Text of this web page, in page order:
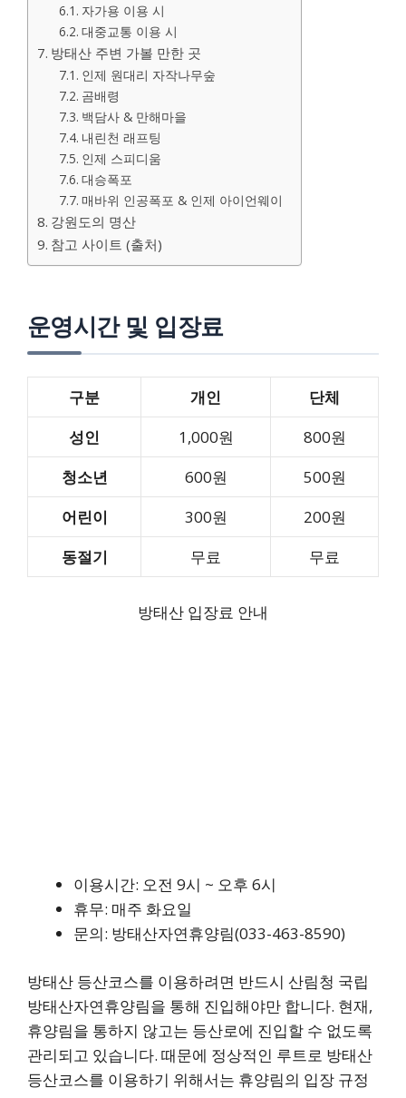
자가용 이용 시
대중교통 이용 시
방태산 주변 가볼 만한 곳
인제 원대리 자작나무숲
곰배령
백담사 & 만해마을
내린천 래프팅
인제 스피디움
대승폭포
매바위 인공폭포 & 인제 아이언웨이
강원도의 명산
참고 사이트 (출처)
운영시간 및 입장료
구분 개인
단체
성인
1,000원
800원
청소년
600원
500원
어린이
300원
200원
동절기
무료 무료
방태산 입장료 안내
이용시간: 오전 9시 ~ 오후 6시
휴무: 매주 화요일
문의: 방태산자연휴양림(033-463-8590)
방태산 등산코스를 이용하려면 반드시 산림청 국립
방태산자연휴양림을 통해 진입해야만 합니다. 현재,
휴양림을 통하지 않고는 등산로에 진입할 수 없도록
관리되고 있습니다. 때문에 정상적인 루트로 방태산
등산코스를 이용하기 위해서는 휴양림의 입장 규정